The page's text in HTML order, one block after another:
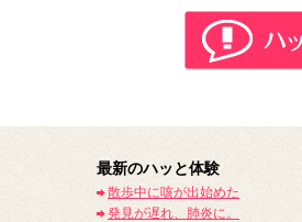
最新のハッと体験
散歩中に咳が出始めた
発見が遅れ、肺炎に。